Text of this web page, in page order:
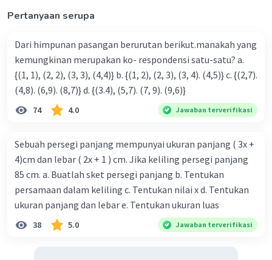
Pertanyaan serupa
Dari himpunan pasangan berurutan berikut.manakah yang
kemungkinan merupakan ko- respondensi satu-satu? a.
{(1, 1), (2, 2), (3, 3), (4,4)} b. {(1, 2), (2, 3), (3, 4). (4,5)} c. {(2,7).
(4,8). (6,9). (8,7)} d. {(3.4), (5,7). (7, 9). (9,6)}
74 4.0 Jawaban terverifikasi
Sebuah persegi panjang mempunyai ukuran panjang ( 3x +
4)cm dan lebar ( 2x + 1 ) cm. Jika keliling persegi panjang
85 cm. a. Buatlah sket persegi panjang b. Tentukan
persamaan dalam keliling c. Tentukan nilai x d. Tentukan
ukuran panjang dan lebar e. Tentukan ukuran luas
38 5.0 Jawaban terverifikasi